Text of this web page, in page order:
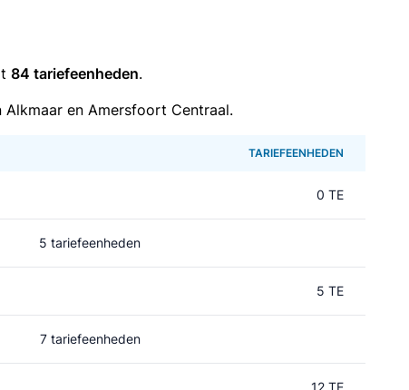
84 tariefeenheden.
Alkmaar en Amersfoort Centraal.
TARIEFEENHEDEN
0 TE
5 tariefeenheden
5 TE
7 tariefeenheden
12 TE